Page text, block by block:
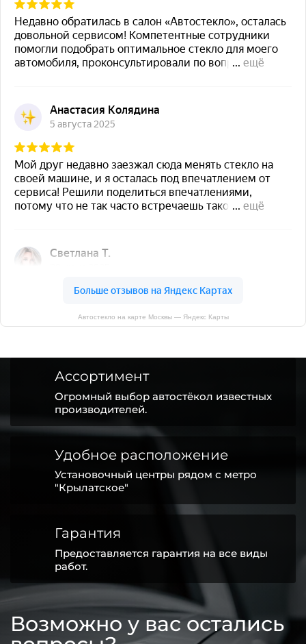
Автостекло на карте Москвы — Яндекс Карты
Ассортимент
Огромный выбор автостёкол известных
производителей.
Удобное расположение
Установочный центры рядом с метро
"Крылатское"
Гарантия
Предоставляется гарантия на все виды
работ.
Возможно у вас остались